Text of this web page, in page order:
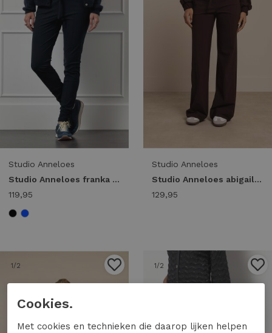
Studio Anneloes
Studio Anneloes franka trousers 13132 Broek 6900 dark blue
119,95
Studio Anneloes
Studio Anneloes abigail trousers 94847 Broek 8700 espresso
129,95
1/2 1/2
Cookies.
Met cookies en technieken die daarop lijken helpen